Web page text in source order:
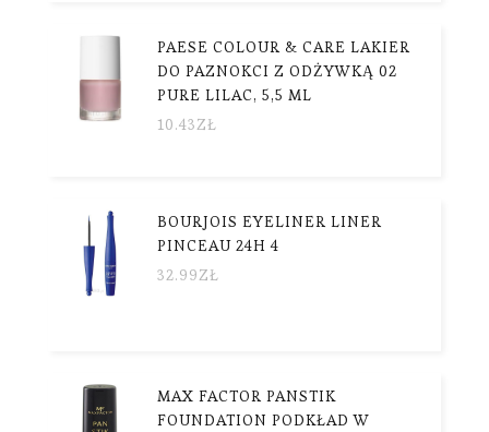
PAESE COLOUR & CARE LAKIER
DO PAZNOKCI Z ODŻYWKĄ 02
PURE LILAC, 5,5 ML
10.43ZŁ
BOURJOIS EYELINER LINER
PINCEAU 24H 4
32.99ZŁ
MAX FACTOR PANSTIK
FOUNDATION PODKŁAD W